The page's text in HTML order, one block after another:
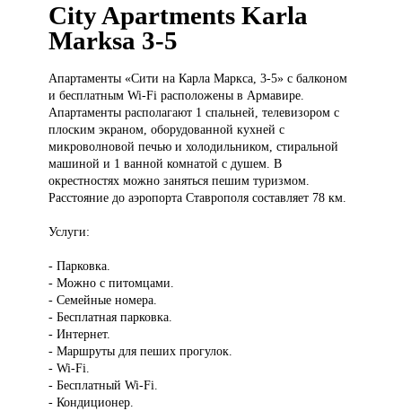
City Apartments Karla
Marksa 3-5
Апартаменты «Ситина Карла Маркса, 3-5» с балконом
и бесплатным Wi-Fi расположены в Армавире.
Апартаменты располагают 1 спальней, телевизором с
плоским экраном, оборудованной кухней с
микроволновой печью и холодильником, стиральной
машиной и 1 ванной комнатой с душем. В
окрестностях можно заняться пешим туризмом.
Расстояние до аэропорта Ставрополя составляет 78 км.
Услуги:
- Парковка.
- Можно с питомцами.
- Семейные номера.
- Бесплатная парковка.
- Интернет.
- Маршруты для пеших прогулок.
- Wi-Fi.
- Бесплатный Wi-Fi.
- Кондиционер.